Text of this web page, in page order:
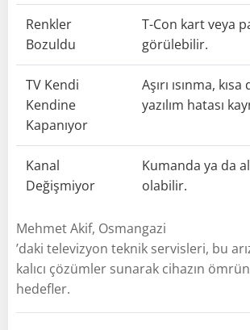
Renkler
Bozuldu
T-Con kart veya
görülebilir.
TV Kendi
Kendine
Kapanıyor
Aşırı ısınma,
yazılım hatası
Kanal
Değişmiyor
Kumanda ya da
olabilir.
Mehmet Akif, Osmangazi
’daki televizyon teknik servisleri, bu
kalıcı çözümler sunarak cihazın
hedefler.